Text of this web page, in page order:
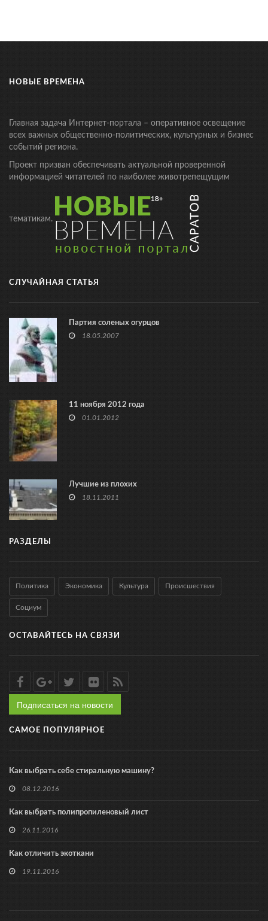
НОВЫЕ ВРЕМЕНА
Главная задача Интернет-портала – оперативное освещение
всех важных общественно-политических, культурных и бизнес
событий региона.
Проект призван обеспечивать актуальной проверенной
информацией читателей по наиболее животрепещущим
тематикам.
СЛУЧАЙНАЯ СТАТЬЯ
Партия соленых огурцов
18.05.2007
11 ноября 2012 года
01.01.2012
Лучшие из плохих
18.11.2011
РАЗДЕЛЫ
Политика Экономика Культура Происшествия
Социум
ОСТАВАЙТЕСЬ НА СВЯЗИ
Подписаться на новости
САМОЕ ПОПУЛЯРНОЕ
Как выбрать себе стиральную машину?
08.12.2016
Как выбрать полипропиленовый лист
26.11.2016
Как отличить экоткани
19.11.2016